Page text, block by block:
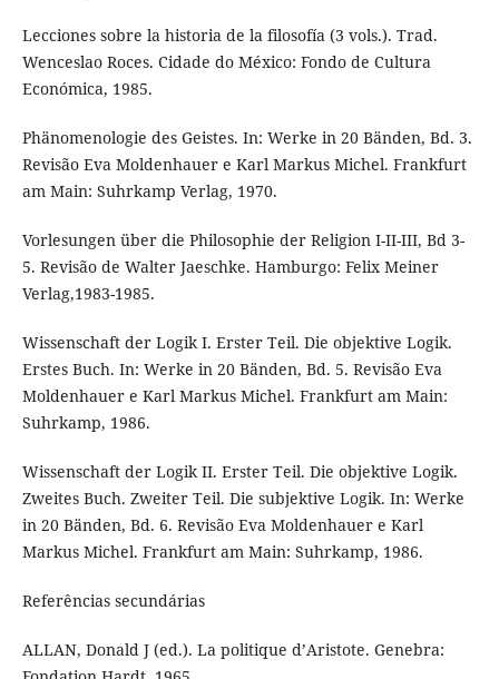
Lecciones sobre la historia de la filosofía (3 vols.). Trad.
Wenceslao Roces. Cidade do México: Fondo de Cultura
Económica, 1985.
Phänomenologie des Geistes. In: Werke in 20 Bänden, Bd. 3.
Revisão Eva Moldenhauer e Karl Markus Michel. Frankfurt
am Main: Suhrkamp Verlag, 1970.
Vorlesungen über die Philosophie der Religion I-II-III, Bd 3-
5. Revisão de Walter Jaeschke. Hamburgo: Felix Meiner
Verlag,1983-1985.
Wissenschaft der Logik I. Erster Teil. Die objektive Logik.
Erstes Buch. In: Werke in 20 Bänden, Bd. 5. Revisão Eva
Moldenhauer e Karl Markus Michel. Frankfurt am Main:
Suhrkamp, 1986.
Wissenschaft der Logik II. Erster Teil. Die objektive Logik.
Zweites Buch. Zweiter Teil. Die subjektive Logik. In: Werke
in 20 Bänden, Bd. 6. Revisão Eva Moldenhauer e Karl
Markus Michel. Frankfurt am Main: Suhrkamp, 1986.
Referências secundárias
ALLAN, Donald J (ed.). La politique d’Aristote. Genebra: